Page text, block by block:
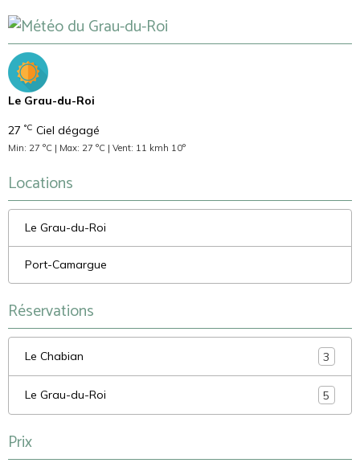
Le Grau-du-Roi
27 °C Ciel dégagé
Min: 27 °C | Max: 27 °C | Vent: 11 kmh 10°
Locations
Le Grau-du-Roi
Port-Camargue
Réservations
Le Chabian 3
Le Grau-du-Roi 5
Prix